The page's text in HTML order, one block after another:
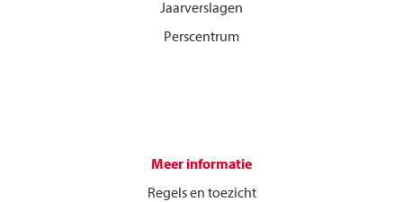
Jaarverslagen
Perscentrum
Meer informatie
Regels en toezicht